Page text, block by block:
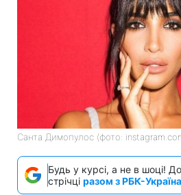
Санта Димопулос (фото:
Будь у курсі, а не в шоці!
стрічці разом з РБК-